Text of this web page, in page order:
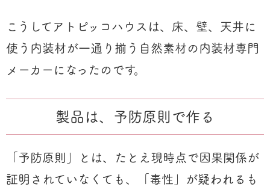
こうしてアトピッコハウスは、床、壁、天井に
使う内装材が一通り揃う自然素材の内装材専門
メーカーになったのです。
製品は、予防原則で作る
「予防原則」とは、たとえ現時点で因果関係が
証明されていなくても、「毒性」が疑われるも